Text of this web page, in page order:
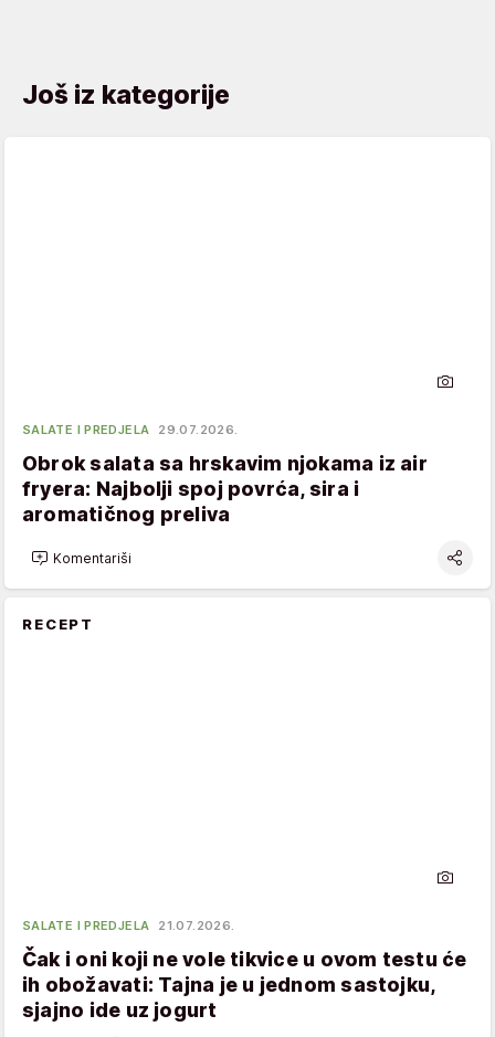
Još iz kategorije
SALATE I PREDJELA 29.07.2026.
Obrok salata sa hrskavim njokama iz air
fryera: Najbolji spoj povrća, sira i
aromatičnog preliva
Komentariši
RECEPT
SALATE I PREDJELA 21.07.2026.
Čak i oni koji ne vole tikvice u ovom testu će
ih obožavati: Tajna je u jednom sastojku,
sjajno ide uz jogurt